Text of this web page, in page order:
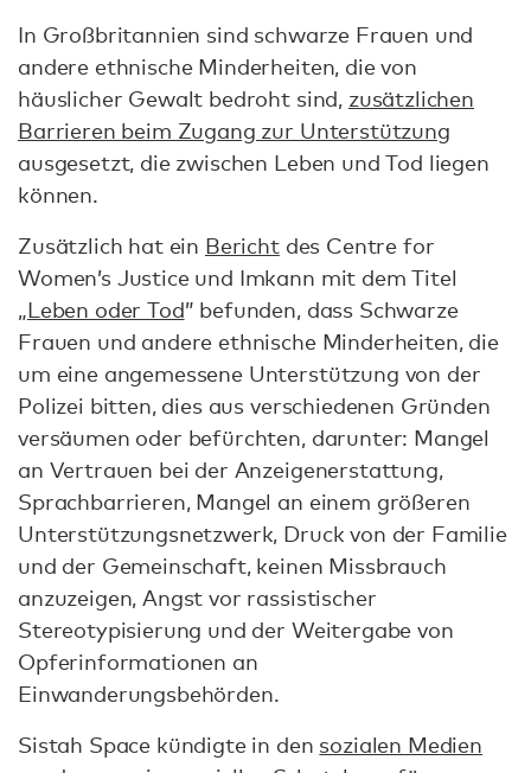
In Großbritannien sind schwarze Frauen und
andere ethnische Minderheiten, die von
häuslicher Gewalt bedroht sind, zusätzlichen
Barrieren beim Zugang zur Unterstützung
ausgesetzt, die zwischen Leben und Tod liegen
können.
Zusätzlich hat ein Berichtdes Centre for
Women’s Justice und Imkann mit dem Titel
„Leben oder Tod” befunden, dass Schwarze
Frauen und andere ethnische Minderheiten, die
um eine angemessene Unterstützung von der
Polizei bitten, dies aus verschiedenen Gründen
versäumen oder befürchten, darunter: Mangel
an Vertrauen bei der Anzeigenerstattung,
Sprachbarrieren, Mangel an einem größeren
Unterstützungsnetzwerk, Druck von der Familie
und der Gemeinschaft, keinen Missbrauch
anzuzeigen, Angst vor rassistischer
Stereotypisierung und der Weitergabe von
Opferinformationen an
Einwanderungsbehörden.
Sistah Space kündigte in den sozialen Medien